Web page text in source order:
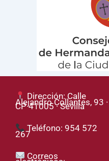
Dirección: Calle
Alejandro Collantes, 93 ·
CP 41005 · Sevilla
Teléfono: 954 572
267
Correos